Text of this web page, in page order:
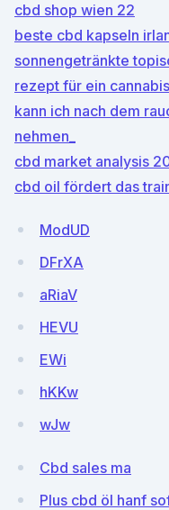
cbd shop wien 22
beste cbd kapseln
sonnengetränkte
rezept für ein
kann ich nach dem
nehmen_
cbd market analysis
cbd oil fördert das
ModUD
DFrXA
aRiaV
HEVU
EWi
hKKw
wJw
Cbd sales ma
Plus cbd öl hanf